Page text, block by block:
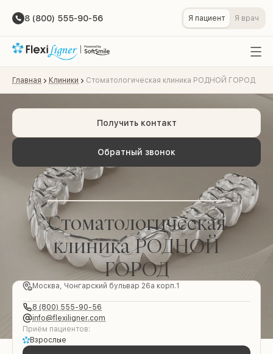
8 (800) 555-90-56 Я пациент Я врач
Главная Клиники Стоматологическая клиника РОДНОЙ ГОРОД
Обратный звонок
Получить контакт
Стоматологическая
клиника РОДНОЙ
ГОРОД
Москва, Чонгарский бульвар 26а корп.1
8 (800) 555-90-56
info@flexiligner.com
Приём пациентов:
Взрослые